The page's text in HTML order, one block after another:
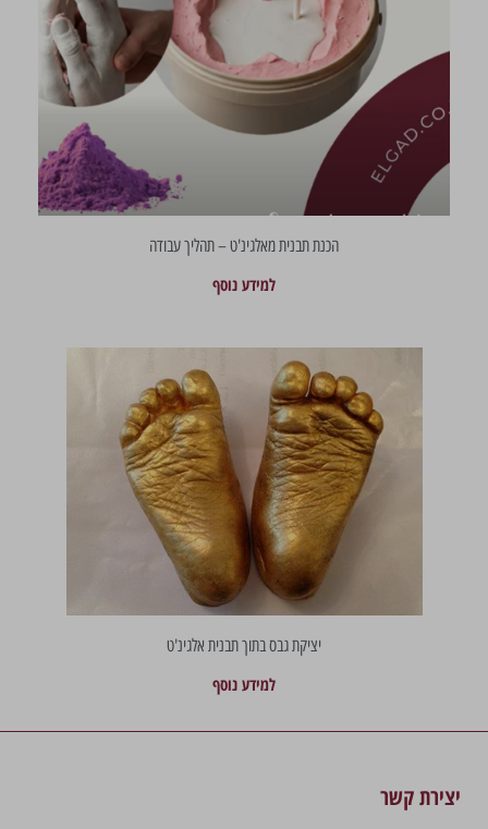
הכנת תבנית מאלגינ'ט – תהליך עבודה
למידע נוסף
יציקת גבס בתוך תבנית אלגינ'ט
למידע נוסף
יצירת קשר